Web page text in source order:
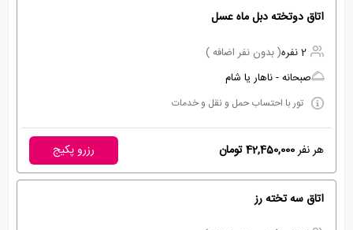
اتاق دوتخته دبل ماه عسل
2 نفره
( بدون نفر اضافه )
صبحانه - ناهار یا شام
تور با احتساب حمل و نقل و خدمات
هر نفر42,450,000 تومان رزرو پکیج
اتاق سه تخته رز